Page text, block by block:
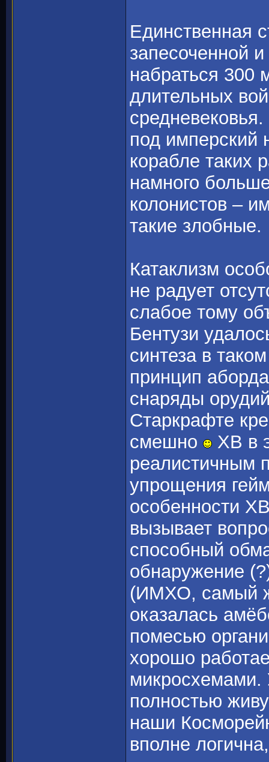
Единственная
запесоченной
набраться 300
длительных
под имперский
корабле таких
намного
колонистов –
такие злобные.
Катаклизм
не радует
слабое тому
Бентузи
синтеза в
принцип
снаряды
Старкрафте
смешно
ХВ в
реалистичным
упрощения
особенности
вызывает
способный
обнаружение
(ИМХО, самый
оказалась
помесью
хорошо
полностью
наши
вполне